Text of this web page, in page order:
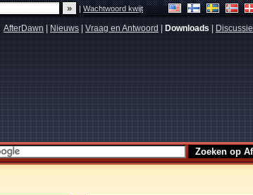
|Wachtwoord kwijt
AfterDawn Nieuws Vraag en Antwoord Downloads Discussie